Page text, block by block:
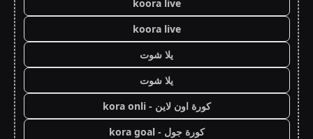
koora live
koora live
يلا شوت
يلا شوت
كورة اون لاين - kora onli
كورة جول - kora goal